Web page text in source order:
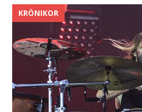
KRÖNIKOR